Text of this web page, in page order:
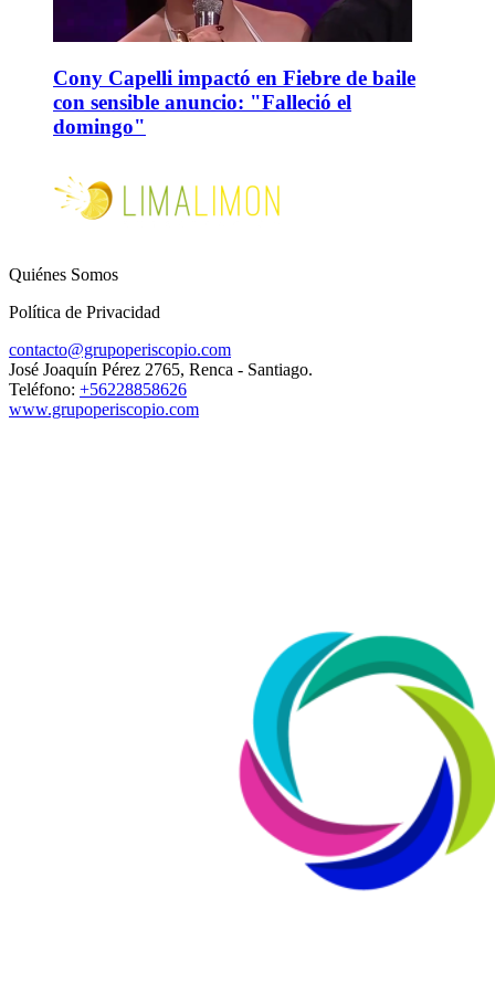
Cony Capelli impactó en Fiebre de baile
con sensible anuncio: "Falleció el
domingo"
Quiénes Somos
Política de Privacidad
contacto@grupoperiscopio.com
José Joaquín Pérez 2765, Renca - Santiago.
Teléfono: +56228858626
www.grupoperiscopio.com